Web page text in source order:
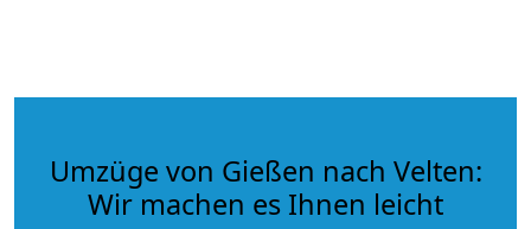
Umzüge von Gießen nach Velten:
Wir machen es Ihnen leicht